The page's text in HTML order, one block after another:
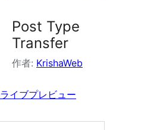
Post Type
Transfer
作者: KrishaWeb
ライブプレビュー